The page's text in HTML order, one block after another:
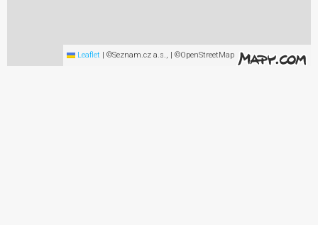
Leaflet | ©Seznam.cz a.s., | ©OpenStreetMap